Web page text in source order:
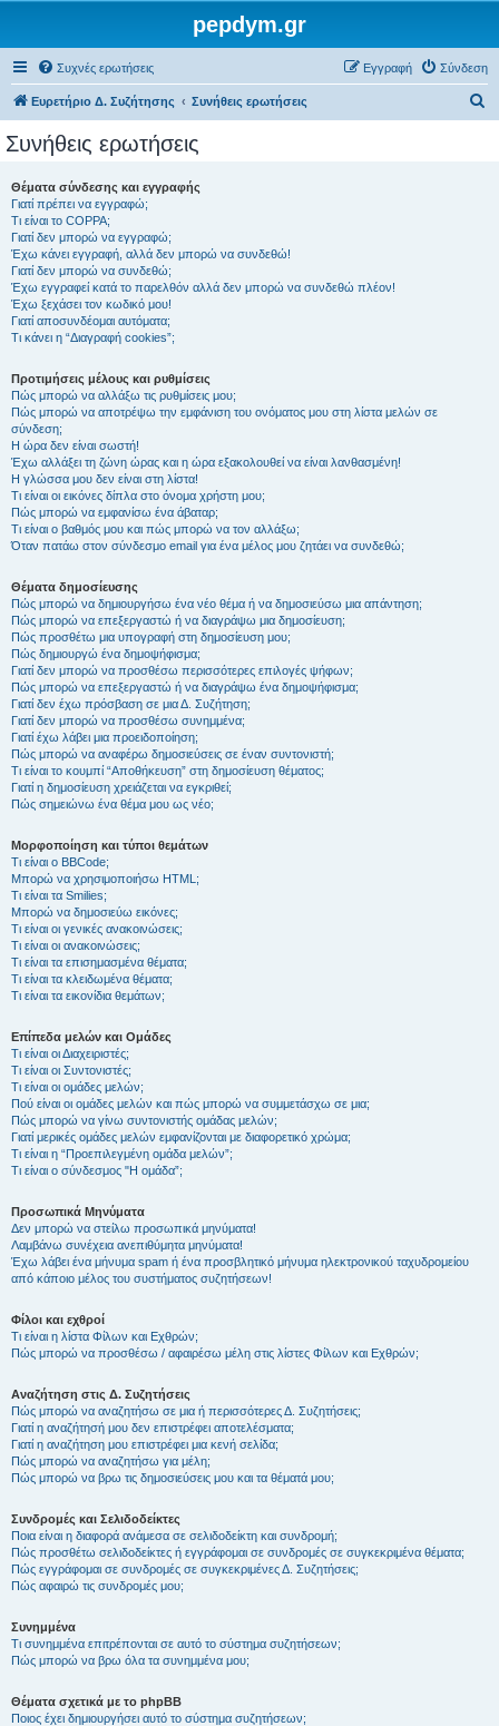
pepdym.gr
Συχνές ερωτήσεις Σύνδεση
Εγγραφή
Ευρετήριο Δ. Συζήτησης Συνήθεις ερωτήσεις
Συνήθεις ερωτήσεις
Θέματα σύνδεσης και εγγραφής
Γιατί πρέπει να εγγραφώ;
Τι είναι το COPPA;
Γιατί δεν μπορώ να εγγραφώ;
Έχω κάνει εγγραφή, αλλά δεν μπορώ να συνδεθώ!
Γιατί δεν μπορώ να συνδεθώ;
Έχω εγγραφεί κατά το παρελθόν αλλά δεν μπορώ να συνδεθώ πλέον!
Έχω ξεχάσει τον κωδικό μου!
Γιατί αποσυνδέομαι αυτόματα;
Τι κάνει η “Διαγραφή cookies”;
Προτιμήσεις μέλους και ρυθμίσεις
Πώς μπορώ να αλλάξω τις ρυθμίσεις μου;
Πώς μπορώ να αποτρέψω την εμφάνιση του ονόματος μου στη λίστα μελών σε
σύνδεση;
Η ώρα δεν είναι σωστή!
Έχω αλλάξει τη ζώνη ώρας και η ώρα εξακολουθεί να είναι λανθασμένη!
Η γλώσσα μου δεν είναι στη λίστα!
Τι είναι οι εικόνες δίπλα στο όνομα χρήστη μου;
Πώς μπορώ να εμφανίσω ένα άβαταρ;
Τι είναι ο βαθμός μου και πώς μπορώ να τον αλλάξω;
Όταν πατάω στον σύνδεσμο email για ένα μέλος μου ζητάει να συνδεθώ;
Θέματα δημοσίευσης
Πώς μπορώ να δημιουργήσω ένα νέο θέμα ή να δημοσιεύσω μια απάντηση;
Πώς μπορώ να επεξεργαστώ ή να διαγράψω μια δημοσίευση;
Πώς προσθέτω μια υπογραφή στη δημοσίευση μου;
Πώς δημιουργώ ένα δημοψήφισμα;
Γιατί δεν μπορώ να προσθέσω περισσότερες επιλογές ψήφων;
Πώς μπορώ να επεξεργαστώ ή να διαγράψω ένα δημοψήφισμα;
Γιατί δεν έχω πρόσβαση σε μια Δ. Συζήτηση;
Γιατί δεν μπορώ να προσθέσω συνημμένα;
Γιατί έχω λάβει μια προειδοποίηση;
Πώς μπορώ να αναφέρω δημοσιεύσεις σε έναν συντονιστή;
Τι είναι το κουμπί “Αποθήκευση” στη δημοσίευση θέματος;
Γιατί η δημοσίευση χρειάζεται να εγκριθεί;
Πώς σημειώνω ένα θέμα μου ως νέο;
Μορφοποίηση και τύποι θεμάτων
Τι είναι ο BBCode;
Μπορώ να χρησιμοποιήσω HTML;
Τι είναι τα Smilies;
Μπορώ να δημοσιεύω εικόνες;
Τι είναι οι γενικές ανακοινώσεις;
Τι είναι οι ανακοινώσεις;
Τι είναι τα επισημασμένα θέματα;
Τι είναι τα κλειδωμένα θέματα;
Τι είναι τα εικονίδια θεμάτων;
Επίπεδα μελών και Ομάδες
Τι είναι οι Διαχειριστές;
Τι είναι οι Συντονιστές;
Τι είναι οι ομάδες μελών;
Πού είναι οι ομάδες μελών και πώς μπορώ να συμμετάσχω σε μια;
Πώς μπορώ να γίνω συντονιστής ομάδας μελών;
Γιατί μερικές ομάδες μελών εμφανίζονται με διαφορετικό χρώμα;
Τι είναι η “Προεπιλεγμένη ομάδα μελών”;
Τι είναι ο σύνδεσμος "Η ομάδα”;
Προσωπικά Μηνύματα
Δεν μπορώ να στείλω προσωπικά μηνύματα!
Λαμβάνω συνέχεια ανεπιθύμητα μηνύματα!
Έχω λάβει ένα μήνυμα spam ή ένα προσβλητικό μήνυμα ηλεκτρονικού ταχυδρομείου
από κάποιο μέλος του συστήματος συζητήσεων!
Φίλοι και εχθροί
Τι είναι η λίστα Φίλων και Εχθρών;
Πώς μπορώ να προσθέσω / αφαιρέσω μέλη στις λίστες Φίλων και Εχθρών;
Αναζήτηση στις Δ. Συζητήσεις
Πώς μπορώ να αναζητήσω σε μια ή περισσότερες Δ. Συζητήσεις;
Γιατί η αναζήτησή μου δεν επιστρέφει αποτελέσματα;
Γιατί η αναζήτηση μου επιστρέφει μια κενή σελίδα;
Πώς μπορώ να αναζητήσω για μέλη;
Πώς μπορώ να βρω τις δημοσιεύσεις μου και τα θέματά μου;
Συνδρομές και Σελιδοδείκτες
Ποια είναι η διαφορά ανάμεσα σε σελιδοδείκτη και συνδρομή;
Πώς προσθέτω σελιδοδείκτες ή εγγράφομαι σε συνδρομές σε συγκεκριμένα θέματα;
Πώς εγγράφομαι σε συνδρομές σε συγκεκριμένες Δ. Συζητήσεις;
Πώς αφαιρώ τις συνδρομές μου;
Συνημμένα
Τι συνημμένα επιτρέπονται σε αυτό το σύστημα συζητήσεων;
Πώς μπορώ να βρω όλα τα συνημμένα μου;
Θέματα σχετικά με το phpBB
Ποιος έχει δημιουργήσει αυτό το σύστημα συζητήσεων;